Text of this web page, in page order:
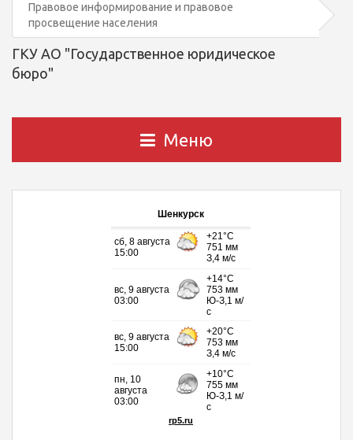
Правовое информирование и правовое
просвещение населения
ГКУ АО "Государственное юридическое
бюро"
Меню
Шенкурск